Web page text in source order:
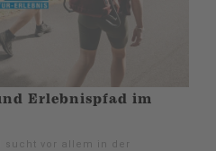
Erlebnispfad im
sucht vor allem in der